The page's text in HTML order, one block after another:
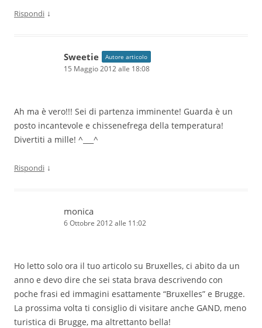
Rispondi ↓
Sweetie Autore articolo
15 Maggio 2012 alle 18:08
Ah ma è vero!!! Sei di partenza imminente! Guarda è un
posto incantevole e chissenefrega della temperatura!
Divertiti a mille! ^___^
Rispondi ↓
monica
6 Ottobre 2012 alle 11:02
Ho letto solo ora il tuo articolo su Bruxelles, ci abito da un
anno e devo dire che sei stata brava descrivendo con
poche frasi ed immagini esattamente “Bruxelles” e Brugge.
La prossima volta ti consiglio di visitare anche GAND, meno
turistica di Brugge, ma altrettanto bella!